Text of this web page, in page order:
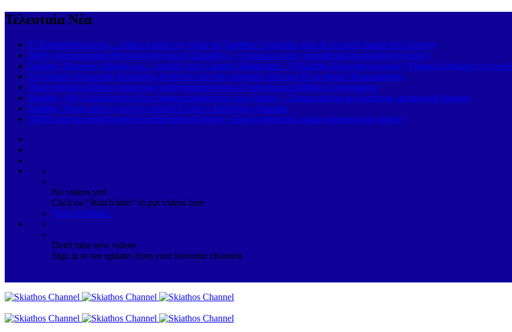
Τελευταία Νέα
Ο Χαριτοδιπλωμένος… έβαλε φωτιά στη νύχτα της Σκιάθου! Τραγούδι, κέφι & εκλεκτή παρέα στο Carnayo
100% πληρότητα από Θεσσαλονίκη για τις Σποράδες – «Απογειώνεται» η απευθείας ακτοπλοϊκή σύνδεση!
Σκιάθος: Μουσικές βραδιές με… έκπληξη στο Carnayo Restaurant – Ο Κώστας Χαριτοδιπλωμένος (Videos)ξεσήκωσε το κοινό!
Συνεδρίαση Επιτροπής Εκτίμησης Κινδύνου για τους ισχυρούς ανέμους & τις υψηλές θερμοκρασίες
Πολύ υψηλός κίνδυνος πυρκαγιάς (κατηγορία κινδύνου 4) για σήμερα Σάββατο 8 Αυγούστου
Σκιάθος: «Με ξυλοκόπησαν & με άφησαν αιμόφυρτο στον δρόμο» – Άγριος καβγάς με λοστάρια, μαχαίρια & σφυριά
Σκιάθος: Έφυγε από τη ζωή σε ηλικία 93 ετών ο Απόστολος Κουκιάς
ΝΙΚΗ για ηλεκτρική διασύνδεση Ελλάδας-Κύπρου: «Χωρίς αποτροπή, καμία συμφωνία δεν αρκεί»
No videos yet!
Click on "Watch later" to put videos here
View all videos
Don't miss new videos
Sign in to see updates from your favourite channels